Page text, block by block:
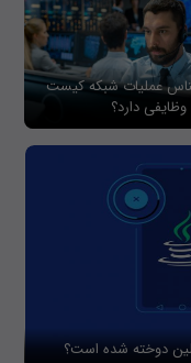
عملیات شبکه کیست
دارد؟
دوخته شده است؟